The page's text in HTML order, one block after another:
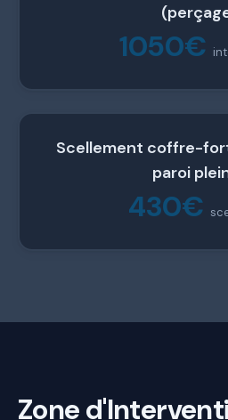
1050€
Scellement coffre-
paroi
430€
Zone